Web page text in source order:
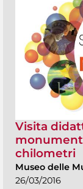
Visita
chilometri
Museo delle
26/03/2016